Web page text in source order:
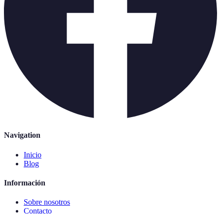
Navigation
Inicio
Blog
Información
Sobre nosotros
Contacto